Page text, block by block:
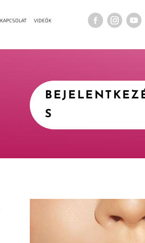
KAPCSOLAT VIDEÓK
S